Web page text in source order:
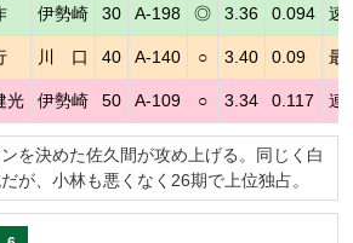
伊勢崎 30 A-198 ◎ 3.36 0.094 速
川 口 40 A-140 ○ 3.40 0.09 最
光 伊勢崎 50 A-109 ○ 3.34 0.117 連
を決めた佐久間が攻め上げる。同じく白
が、小林も悪くなく26期で上位独占。